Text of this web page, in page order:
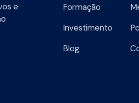
e
Formação
Investimento
Blog